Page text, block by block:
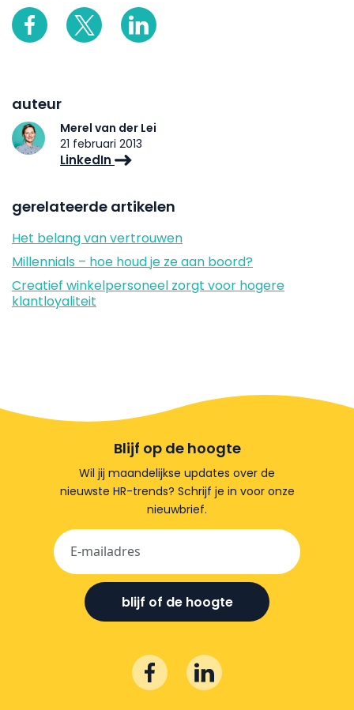
auteur
Merel van der Lei
21 februari 2013
LinkedIn
gerelateerde artikelen
Het belang van vertrouwen
Millennials – hoe houd je ze aan boord?
Creatief winkelpersoneel zorgt voor hogere
klantloyaliteit
Blijf op de hoogte
Wil jij maandelijkse updates over de
nieuwste HR-trends? Schrijf je in voor onze
nieuwbrief.
blijf of de hoogte